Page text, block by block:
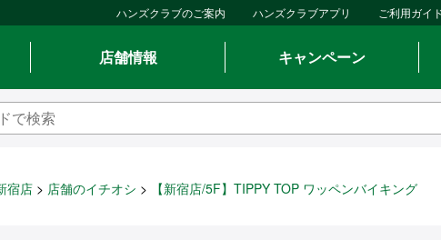
ハンズクラブのご案内 ハンズクラブアプリ ご利用ガイ
店舗情報 キャンペーン
宿店 店舗のイチオシ 【新宿店/5F】TIPPY TOP ワッペンバイキング